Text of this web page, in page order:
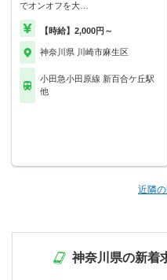
でオンオフを大…
【時給】2,000円～
神奈川県 川崎市麻生区
小田急小田原線 新百合ケ丘駅
他
近隣
神奈川県の新着